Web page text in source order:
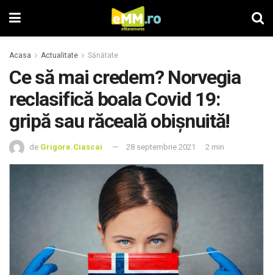
Acasa Actualitate Sănătate
Ce să mai credem? Norvegia
reclasifică boala Covid 19:
gripă sau răceală obișnuită!
de Grigore.Ciascai 28 septembrie 2021 2 min